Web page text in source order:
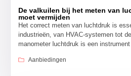
De valkuilen bij het meten van
moet vermijden
Het correct meten van luchtdruk is
industrieën, van HVAC-systemen tot
manometer luchtdruk is een
Aanbiedingen